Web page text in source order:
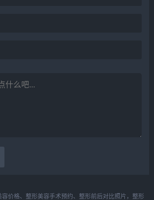
价格、整形美容手术预约、整形前后对比照片，整形